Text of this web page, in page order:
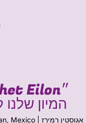
המיון שלנו ליותר
אַגוסטִין רַמִּירֵז | Agricola El Pandito | La Piedad | Michoacan, Mexico